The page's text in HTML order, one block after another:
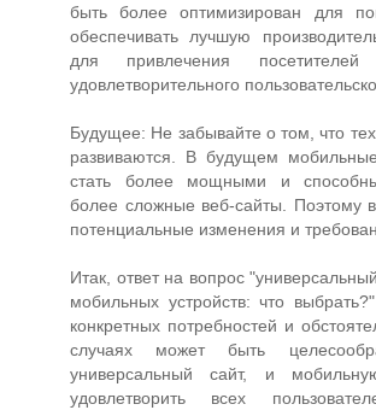
быть более оптимизирован для
обеспечивать лучшую
для привлечения
удовлетворительного
Будущее: Не забывайте о том, что
развиваются. В будущем мобильные
стать более мощными и
более сложные веб-сайты. Поэтому
потенциальные изменения и
Итак, ответ на вопрос
мобильных устройств: что
конкретных потребностей и
случаях может быть
универсальный сайт, и
удовлетворить всех